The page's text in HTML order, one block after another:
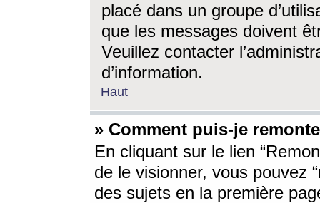
placé dans un groupe
que les messages doivent
Veuillez contacter
d’information.
Haut
» Comment puis-je
En cliquant sur le lien
de le visionner, vous pouvez
des sujets en la première